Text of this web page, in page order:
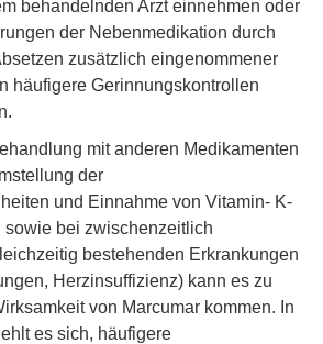
behandelnden Arzt einnehmen oder
der Nebenmedikation durch
zusätzlich eingenommener
häufigere Gerinnungskontrollen
mit anderen Medikamenten
der
und Einnahme von Vitamin- K-
sowie bei zwischenzeitlich
bestehenden Erkrankungen
Herzinsuffizienz) kann es zu
von Marcumar kommen. In
es sich, häufigere